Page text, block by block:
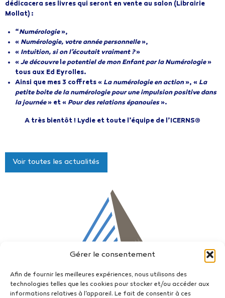
Gérer le consentement
Afin de fournir les meilleures expériences, nous utilisons des
technologies telles que les cookies pour stocker et/ou accéder aux
informations relatives à l'appareil. Le fait de consentir à ces
dédicacera ses livres qui seront en vente au salon (Librairie
Mollat) :
“Numérologie»,
« Numérologie, votre année personnelle»,
« Intuition, si on l’écoutait vraiment ?»
«Je découvrele potentiel de mon Enfant par la Numérologie»
tous aux Ed Eyrolles.
Ainsi que mes 3 coffrets « La numérologie en action», « La
petite boite de la numérologie pour une impulsion positive dans
la journée» et « Pour des relations épanouies».
A très bientôt ! Lydie et toute l’équipe de l’ICERNS®
Voir toutes les actualités